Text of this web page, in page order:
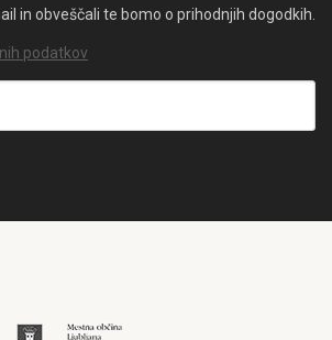
in obveščali te bomo o prihodnjih dogodkih.
podatkov